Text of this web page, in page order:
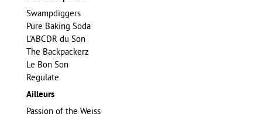
Swampdiggers
Pure Baking Soda
L'ABCDR du Son
The Backpackerz
Le Bon Son
Regulate
Ailleurs
Passion of the Weiss